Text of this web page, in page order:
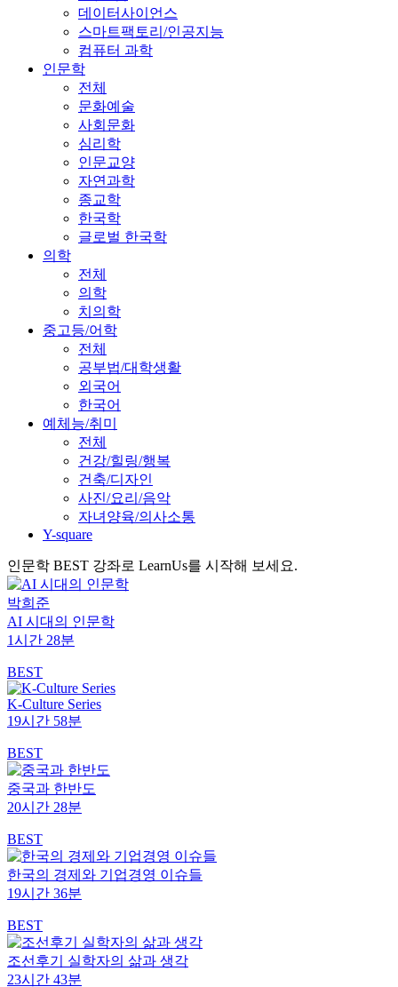
데이터사이언스
스마트팩토리/인공지능
컴퓨터 과학
인문학
전체
문화예술
사회문화
심리학
인문교양
자연과학
종교학
한국학
글로벌 한국학
의학
전체
의학
치의학
중고등/어학
전체
공부법/대학생활
외국어
한국어
예체능/취미
전체
건강/힐링/행복
건축/디자인
사진/요리/음악
자녀양육/의사소통
Y-square
인문학 BEST 강좌로 LearnUs를 시작해 보세요.
박희준
AI 시대의 인문학
1시간 28분
BEST
K-Culture Series
19시간 58분
BEST
중국과 한반도
20시간 28분
BEST
한국의 경제와 기업경영 이슈들
19시간 36분
BEST
조선후기 실학자의 삶과 생각
23시간 43분